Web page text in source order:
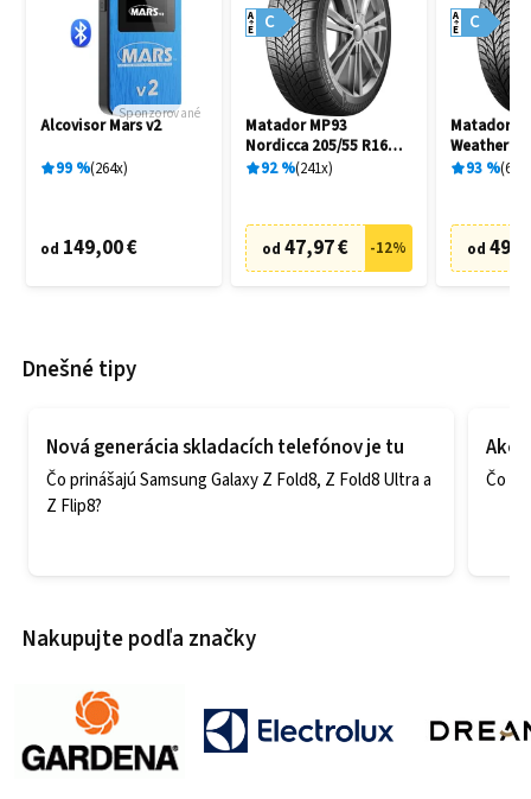
Sponzorované
Alcovisor Mars v2
99% 264x
od 149,00 €
C
A
E
Matador MP93
Nordicca 205/55 R16
91H
92% 241x
od 47,97 € -12%
C
A
E
Matador
Weather
R16 91H
93% 69
od
Dnešné tipy
Nová generácia skladacích telefónov je tu
Čo prinášajú Samsung Galaxy Z Fold8, Z Fold8 Ultra a
Z Flip8?
Ako
Čo
Nakupujte podľa značky